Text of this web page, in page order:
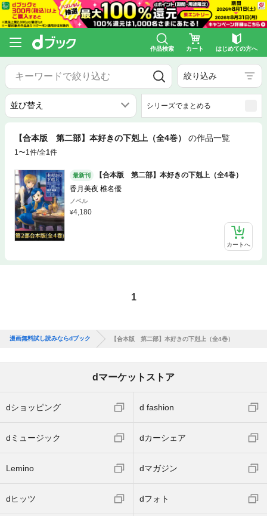
作品検索 カート はじめての方へ
絞り込み
シリーズでまとめる
【合本版 第二部】本好きの下剋上（全4巻） の作品一覧
1〜1件/全1件
最新刊
【合本版 第二部】本好きの下剋上（全4巻）
香月美夜 椎名優
ノベル
4,180
カートへ
1
漫画無料試し読みならdブック 【合本版 第二部】本好きの下剋上（全4巻）
dマーケットストア
dショッピング d fashion
dミュージック dカーシェア
Lemino dマガジン
dヒッツ dフォト